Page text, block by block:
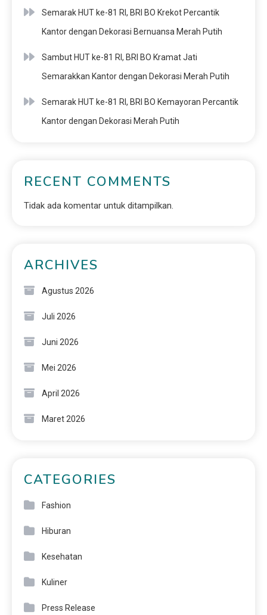
Semarak HUT ke-81 RI, BRI BO Krekot Percantik
Kantor dengan Dekorasi Bernuansa Merah Putih
Sambut HUT ke-81 RI, BRI BO Kramat Jati
Semarakkan Kantor dengan Dekorasi Merah Putih
Semarak HUT ke-81 RI, BRI BO Kemayoran Percantik
Kantor dengan Dekorasi Merah Putih
RECENT COMMENTS
Tidak ada komentar untuk ditampilkan.
ARCHIVES
Agustus 2026
Juli 2026
Juni 2026
Mei 2026
April 2026
Maret 2026
CATEGORIES
Fashion
Hiburan
Kesehatan
Kuliner
Press Release